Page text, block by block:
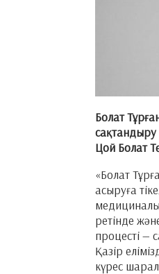
Болат
сақтандыру
Цой Болат
«Болат
асыруға
ретінде
процесті —
Қазір
күрес